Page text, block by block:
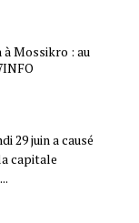
Mossikro : au
29 juin a causé
capitale